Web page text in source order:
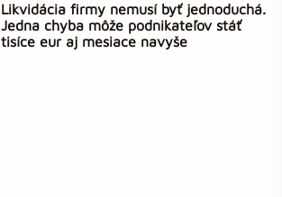
Likvidácia firmy nemusí byť jednoduchá.
Jedna chyba môže podnikateľov stáť
tisíce eur aj mesiace navyše